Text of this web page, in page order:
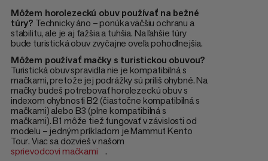
Môžem horolezeckú obuv používať na bežné
túry? Technicky áno – ponúka väčšiu ochranu a
stabilitu, ale je aj ťažšia a tuhšia. Na ľahšie túry
bude turistická obuv zvyčajne oveľa pohodlnejšia.
Môžem používať mačky s turistickou obuvou?
Turistická obuv spravidla nie je kompatibilná s
mačkami, pretože jej podrážky sú príliš ohybné. Na
mačky budeš potrebovať horolezeckú obuv s
indexom ohybnosti B2 (čiastočne kompatibilná s
mačkami) alebo B3 (plne kompatibilná s
mačkami). B1 môže tiež fungovať v závislosti od
modelu – jedným príkladom je Mammut Kento
Tour. Viac sa dozvieš v našom
sprievodcovi mačkami
.